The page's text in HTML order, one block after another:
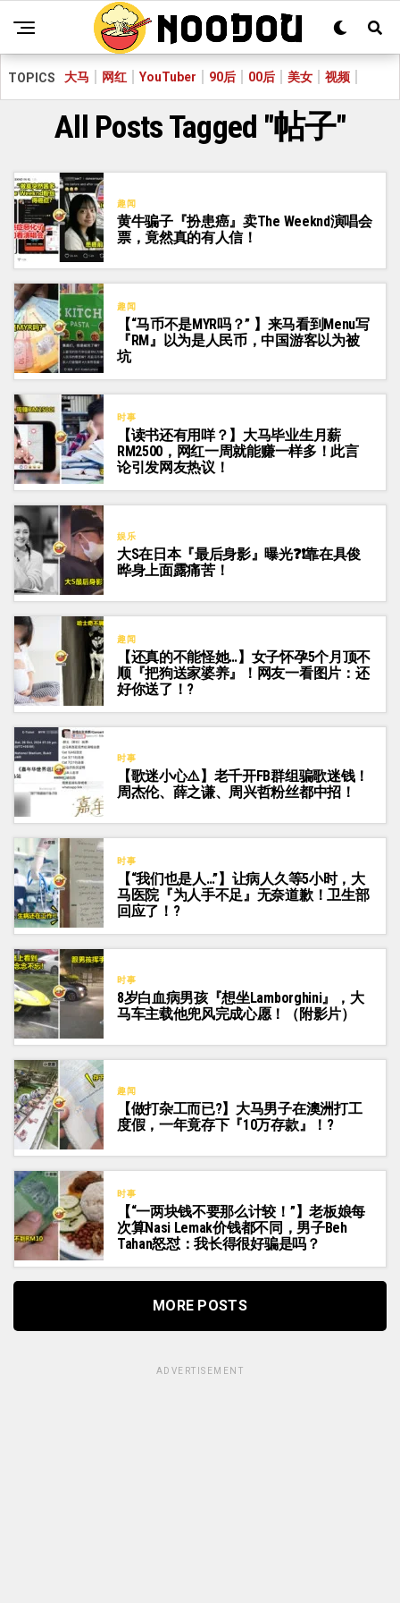
TOPICS 大马 网红 YouTuber 90后 00后 美女 视频
All Posts Tagged "帖子"
趣闻
黄牛骗子『扮患癌』卖The Weeknd演唱会
票，竟然真的有人信！
趣闻
【“马币不是MYR吗？” 】来马看到Menu写
『RM』以为是人民币，中国游客以为被
坑
时事
【读书还有用咩？】大马毕业生月薪
RM2500，网红一周就能赚一样多！此言
论引发网友热议！
娱乐
大S在日本『最后身影』曝光❓❗靠在具俊
晔身上面露痛苦！
趣闻
【还真的不能怪她…】女子怀孕5个月顶不
顺『把狗送家婆养』！网友一看图片：还
好你送了！?
时事
【歌迷小心⚠️】老千开FB群组骗歌迷钱！
周杰伦、薛之谦、周兴哲粉丝都中招！
时事
【“我们也是人…”】让病人久等5小时，大
马医院『为人手不足』无奈道歉！卫生部
回应了！?
时事
8岁白血病男孩『想坐Lamborghini』，大
马车主载他兜风完成心愿！（附影片）
趣闻
【做打杂工而已?】大马男子在澳洲打工
度假，一年竟存下『10万存款』！?
时事
【“一两块钱不要那么计较！”】老板娘每
次算Nasi Lemak价钱都不同，男子Beh
Tahan怒怼：我长得很好骗是吗？
MORE POSTS
ADVERTISEMENT